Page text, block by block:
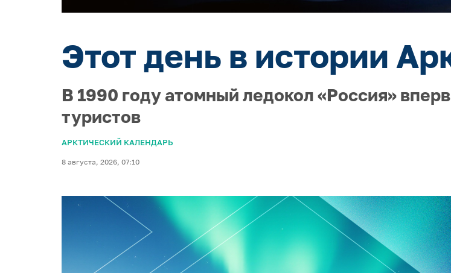
Этот день в истории
В 1990 году атомный ледокол «Россия»
туристов
АРКТИЧЕСКИЙ КАЛЕНДАРЬ
8 августа, 2026, 07:10